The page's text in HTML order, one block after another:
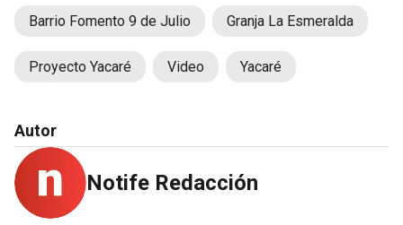
Barrio Fomento 9 de Julio Granja La Esmeralda
Proyecto Yacaré Video Yacaré
Autor
Notife Redacción